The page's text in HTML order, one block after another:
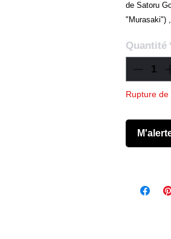
de Satoru
"Murasaki")
Matière : PVC
Quantité
Rupture de